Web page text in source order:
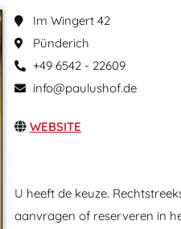
Im Wingert 42
Pünderich
+49 6542 - 22609
info@paulushof.de
WEBSITE
U heeft de keuze.
aanvragen of reserveren in